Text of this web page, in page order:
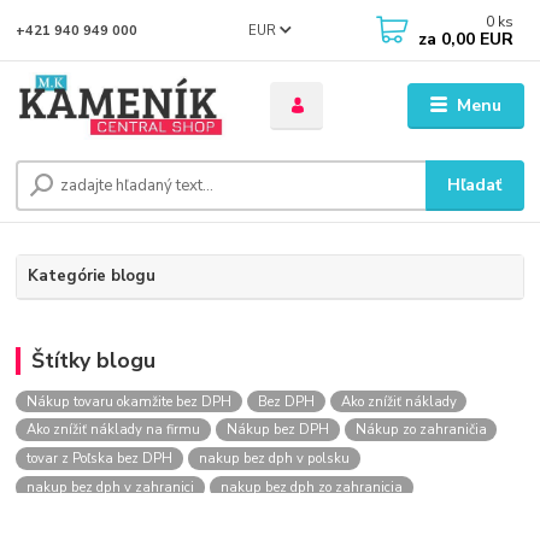
Menu
EUR
Hľadať
+421 940 949 000 0 ks
za 0,00 EUR
Kategórie blogu
Štítky blogu
Nákup tovaru okamžite bez DPH Bez DPH
Ako znížiť náklady
Ako znížiť náklady na firmu
Nákup bez DPH
Nákup zo zahraničia
tovar z Poľska bez DPH
nakup bez dph v polsku
nakup bez dph v zahranici
nakup bez dph zo zahranicia